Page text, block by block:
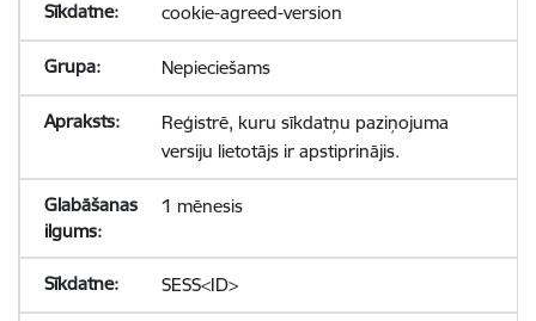
cookie-agreed-version
Nepieciešams
Reģistrē, kuru sīkdatņu paziņojuma
versiju lietotājs ir apstiprinājis.
1 mēnesis
SESS<ID>